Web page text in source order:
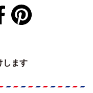
します